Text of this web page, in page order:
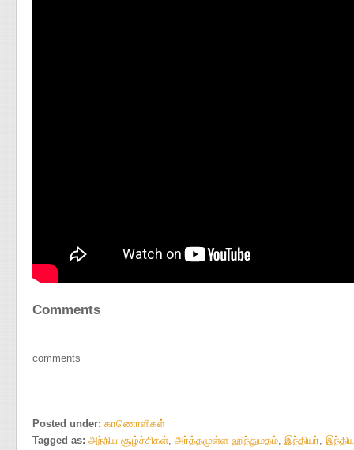
Comments
comments
Posted under: காணொளிகள்
Tagged as: அந்நிய சூழ்ச்சிகள், அர்த்தமுள்ள ஹிந்துமதம், இந்தியர்,